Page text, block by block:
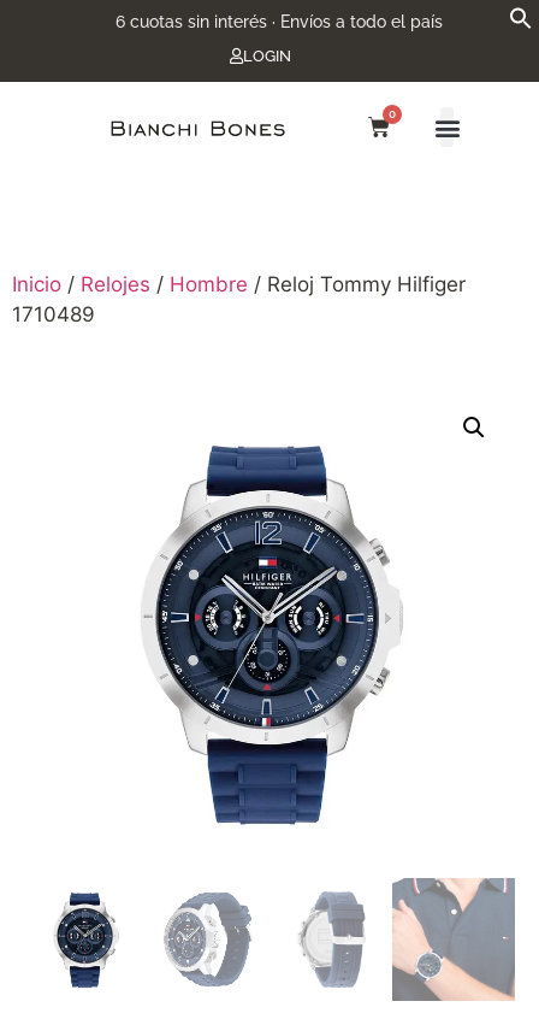
6 cuotas sin interés · Envíos a todo el país
LOGIN
0
Inicio / Relojes / Hombre / Reloj Tommy Hilfiger
1710489